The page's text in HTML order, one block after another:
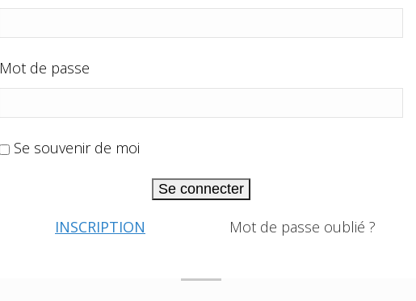
Mot de passe
Se souvenir de moi
Se connecter
INSCRIPTION Mot de passe oublié ?